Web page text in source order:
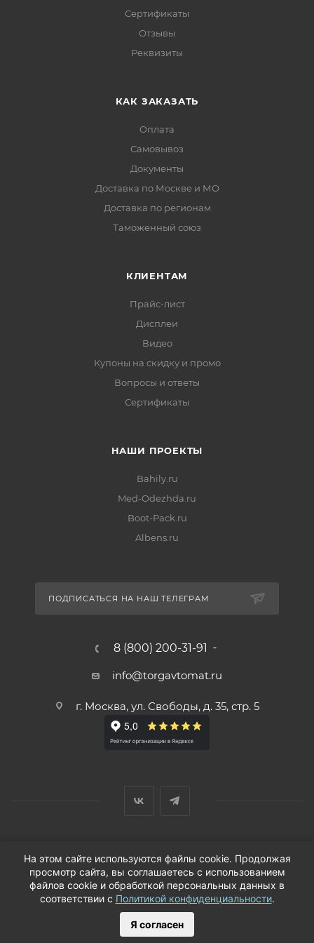
Сертификаты
Отзывы
Реквизиты
КАК ЗАКАЗАТЬ
Оплата
Самовывоз
Документы
Доставка по Москве и МО
Доставка по регионам
Таможенный союз
КЛИЕНТАМ
Прайс-лист
Дисплеи
Видео
Купоны на скидку и промо
Вопросы и ответы
Сертификаты
НАШИ ПРОЕКТЫ
Bahily.ru
Med-Odezhda.ru
Boot-Pack.ru
Albens.ru
ПОДПИСАТЬСЯ НА НАШ ТЕЛЕГРАМ
8 (800) 200-31-91
info@torgavtomat.ru
г. Москва, ул. Свободы, д. 35, стр. 5
© ООО «Вендорс», 1999-2026 г.
На этом сайте используются файлы cookie. Продолжая
просмотр сайта, вы соглашаетесь с использованием
файлов cookie и обработкой персональных данных в
соответствии с Политикой конфиденциальности.
Я согласен